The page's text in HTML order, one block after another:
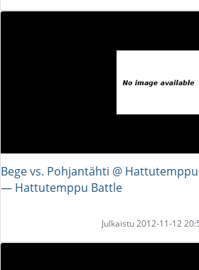
Bege vs. Pohjantähti @
― Hattutemppu Battle
Julkaistu 2012-11-12